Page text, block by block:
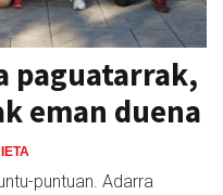
paguatarrak,
eman duena
puntuan. Adarra